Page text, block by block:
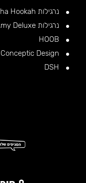
נרגילות Alpha Hookah
נרגילות Amy Deluxe